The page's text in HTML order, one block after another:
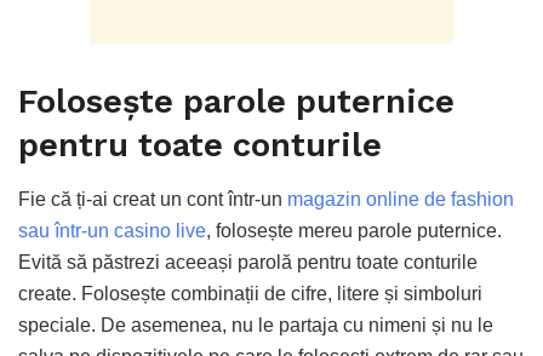
Folosește parole puternice
pentru toate conturile
Fie că ți-ai creat un cont într-un magazin online de fashion
sau într-un casino live, folosește mereu parole puternice.
Evită să păstrezi aceeași parolă pentru toate conturile
create. Folosește combinații de cifre, litere și simboluri
speciale. De asemenea, nu le partaja cu nimeni și nu le